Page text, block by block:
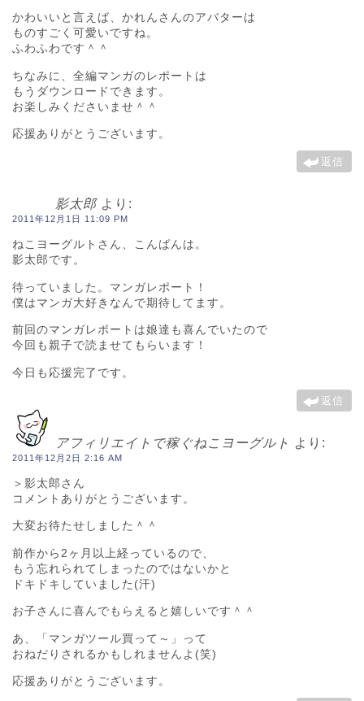
かわいいと言えば、かれんさんのアバターは
ものすごく可愛いですね。
ふわふわです＾＾
ちなみに、全編マンガのレポートは
もうダウンロードできます。
お楽しみくださいませ＾＾
応援ありがとうございます。
返信
影太郎 より:
2011年12月1日 11:09 PM
ねこヨーグルトさん、こんばんは。
影太郎です。
待っていました。マンガレポート！
僕はマンガ大好きなんで期待してます。
前回のマンガレポートは娘達も喜んでいたので
今回も親子で読ませてもらいます！
今日も応援完了です。
返信
アフィリエイトで稼ぐねこヨーグルト より:
2011年12月2日 2:16 AM
＞影太郎さん
コメントありがとうございます。
大変お待たせしました＾＾
前作から2ヶ月以上経っているので、
もう忘れられてしまったのではないかと
ドキドキしていました(汗)
お子さんに喜んでもらえると嬉しいです＾＾
あ、「マンガツール買って～」って
おねだりされるかもしれませんよ(笑)
応援ありがとうございます。